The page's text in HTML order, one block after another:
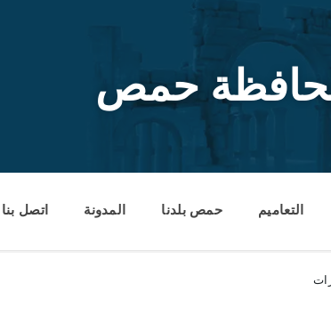
حمص
التعاميم حمص بلدنا المدونة اتصل بنا